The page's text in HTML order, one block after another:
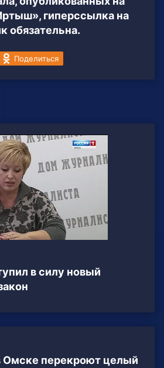
гиперссылка на
обязательна.
Поделиться
в силу новый
Омске перекроют целый